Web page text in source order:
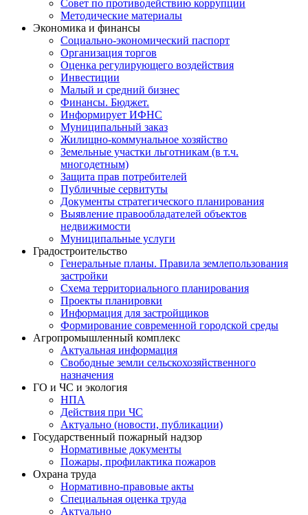
Совет по противодействию коррупции
Методические материалы
Экономика и финансы
Социально-экономический паспорт
Организация торгов
Оценка регулирующего воздействия
Инвестиции
Малый и средний бизнес
Финансы. Бюджет.
Информирует ИФНС
Муниципальный заказ
Жилищно-коммунальное хозяйство
Земельные участки льготникам (в т.ч.
многодетным)
Защита прав потребителей
Публичные сервитуты
Документы стратегического планирования
Выявление правообладателей объектов
недвижимости
Муниципальные услуги
Градостроительство
Генеральные планы. Правила землепользования
застройки
Схема территориального планирования
Проекты планировки
Информация для застройщиков
Формирование современной городской среды
Агропромышленный комплекс
Актуальная информация
Свободные земли сельскохозяйственного
назначения
ГО и ЧС и экология
НПА
Действия при ЧС
Актуально (новости, публикации)
Государственный пожарный надзор
Нормативные документы
Пожары, профилактика пожаров
Охрана труда
Нормативно-правовые акты
Специальная оценка труда
Актуально